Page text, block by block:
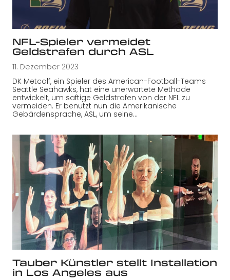
NFL-Spieler vermeidet
Geldstrafen durch ASL
11. Dezember 2023
DK Metcalf, ein Spieler des American-Football-Teams
Seattle Seahawks, hat eine unerwartete Methode
entwickelt, um saftige Geldstrafen von der NFL zu
vermeiden. Er benutzt nun die Amerikanische
Gebärdensprache, ASL, um seine…
Tauber Künstler stellt Installation
in Los Angeles aus